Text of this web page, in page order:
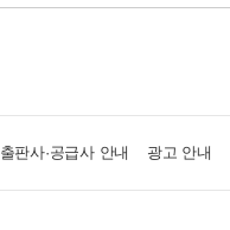
출판사·공급사 안내 광고 안내